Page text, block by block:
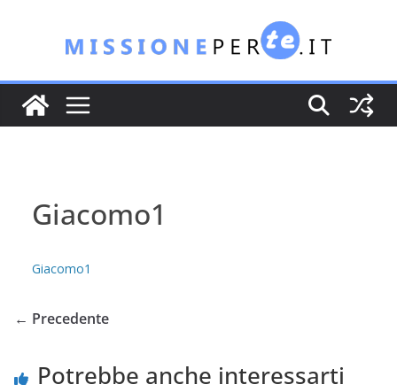
contenuto
Giacomo1
Giacomo1
← Precedente
Potrebbe anche interessarti